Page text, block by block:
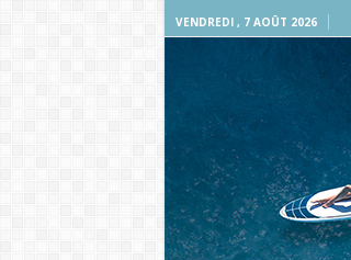
VENDREDI , 7 AOÛT 2026